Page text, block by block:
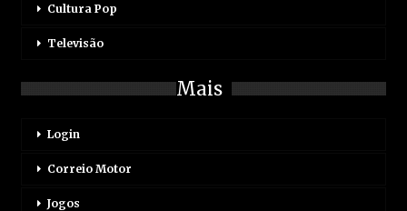
Cultura Pop
Televisão
Mais
Login
Correio Motor
Jogos